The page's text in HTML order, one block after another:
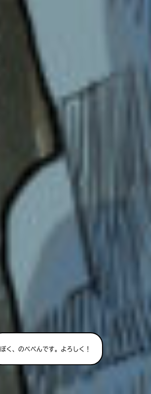
今年でキミノベルは創刊5周
年！ みんな、ありがと～！